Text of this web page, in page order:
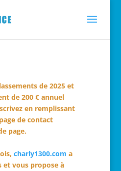
de 2025 et
de 200 € annuel
en remplissant
de contact
page.
charly1300.com a
et vous propose à